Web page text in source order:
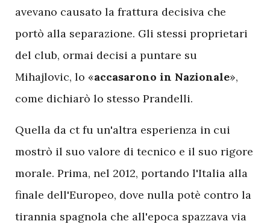
avevano causato la frattura decisiva che
portò alla separazione. Gli stessi proprietari
del club, ormai decisi a puntare su
Mihajlovic, lo «accasarono in Nazionale»,
come dichiarò lo stesso Prandelli.
Quella da ct fu un'altra esperienza in cui
mostrò il suo valore di tecnico e il suo rigore
morale. Prima, nel 2012, portando l'Italia alla
finale dell'Europeo, dove nulla potè contro la
tirannia spagnola che all'epoca spazzava via